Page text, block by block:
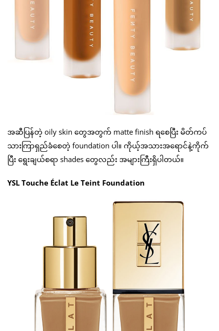
အဆီပြန်တဲ့ oily skin တွေအတွက် matte finish ရစေပြီး မိတ်ကပ်
သားကြာရှည်ခံစေတဲ့ foundation ပါ။ ကိုယ့်အသားအရောင်နဲ့ကိုက်
ပြီး ရွေးချယ်စရာ shades တွေလည်း အများကြီးရှိပါတယ်။
YSL Touche Éclat Le Teint Foundation